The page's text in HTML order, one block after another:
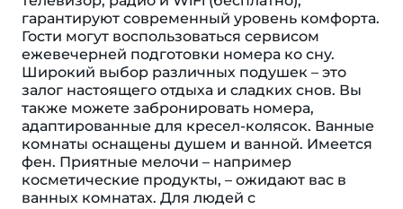
гарантируют современный уровень комфорта.
Гости могут воспользоваться сервисом
ежевечерней подготовки номера ко сну.
Широкий выбор различных подушек – это
залог настоящего отдыха и сладких снов. Вы
также можете забронировать номера,
адаптированные для кресел-колясок. Ванные
комнаты оснащены душем и ванной. Имеется
фен. Приятные мелочи – например
косметические продукты, – ожидают вас в
ванных комнатах. Для людей с